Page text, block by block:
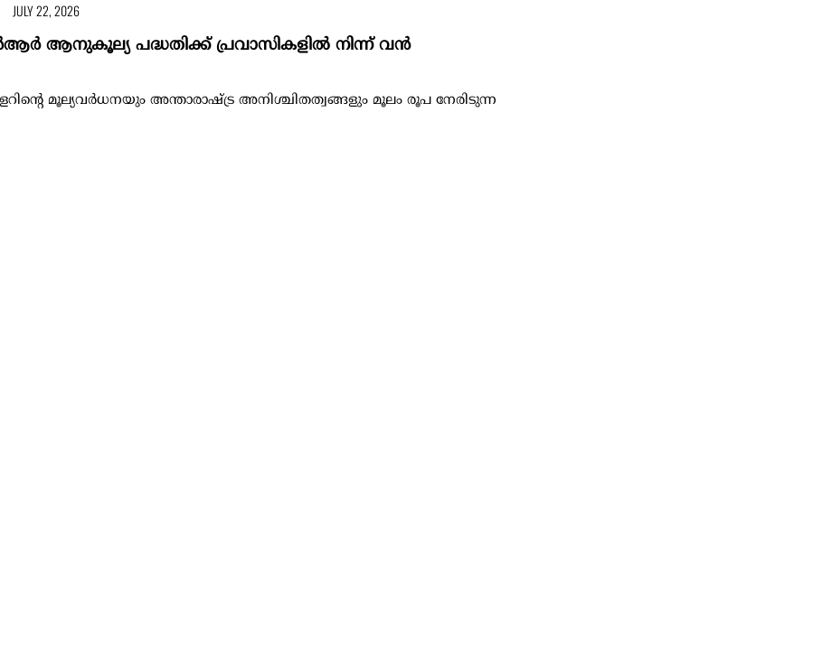
JULY 22, 2026
ആനുകൂല്യ പദ്ധതിക്ക് പ്രവാസികളില്‍ നിന്ന് വന്‍
മൂല്യവര്‍ധനയും അന്താരാഷ്ട്ര അനിശ്ചിതത്വങ്ങളും മൂലം രൂപ നേരിടുന്ന